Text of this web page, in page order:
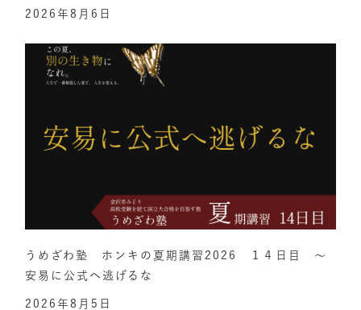
2026年8月6日
うめざわ塾 ホンキの夏期講習2026 １４日目 ～
安易に公式へ逃げるな
2026年8月5日